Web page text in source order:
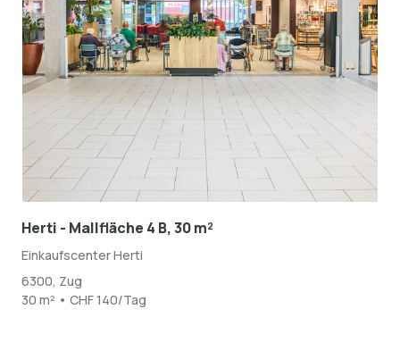
Herti - Mallfläche 4 B, 30 m²
Einkaufscenter Herti
6300, Zug
30 m² • CHF 140/Tag